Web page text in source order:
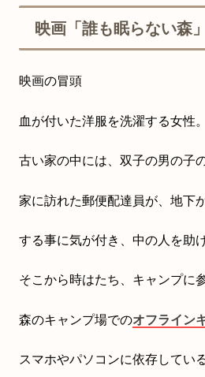
映画「誰も眠らない森
映画の冒頭
血が付いた洋服を洗濯する女性。
古い家の中には、双子の男の子
家に訪れた郵便配達員が、地下
する事に気が付き、中の人を助
そこから時はたち、キャンプに
森のキャンプ場でのオフライン
スマホやパソコンに依存してい